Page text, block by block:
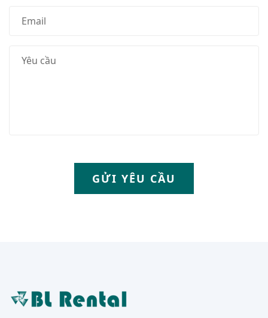
GỬI YÊU CẦU